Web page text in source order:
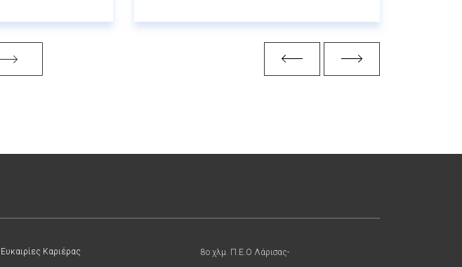
Ευκαιρίες Καριέρας 8ο χλμ. Π.Ε.Ο Λάρισας-